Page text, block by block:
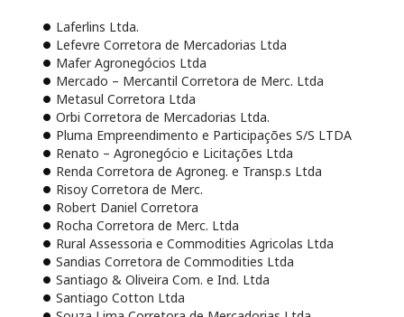
Laferlins Ltda.
Lefevre Corretora de Mercadorias Ltda
Mafer Agronegócios Ltda
Mercado – Mercantil Corretora de Merc. Ltda
Metasul Corretora Ltda
Orbi Corretora de Mercadorias Ltda.
Pluma Empreendimento e Participações S/S LTDA
Renato – Agronegócio e Licitações Ltda
Renda Corretora de Agroneg. e Transp.s Ltda
Risoy Corretora de Merc.
Robert Daniel Corretora
Rocha Corretora de Merc. Ltda
Rural Assessoria e Commodities Agricolas Ltda
Sandias Corretora de Commodities Ltda
Santiago & Oliveira Com. e Ind. Ltda
Santiago Cotton Ltda